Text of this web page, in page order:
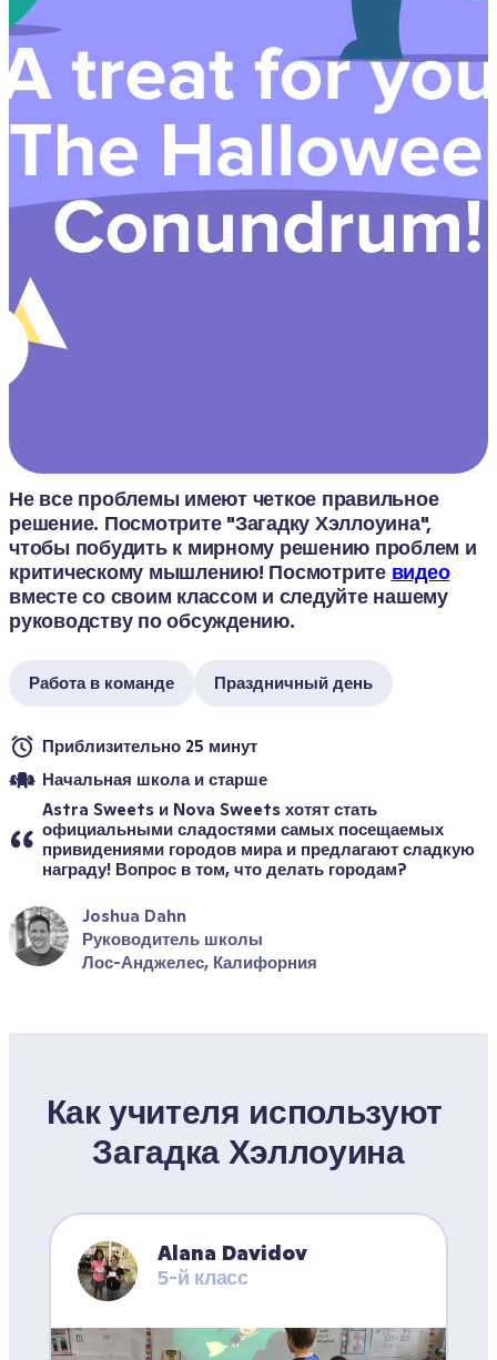
Не все проблемы имеют четкое правильное
решение. Посмотрите "Загадку Хэллоуина",
чтобы побудить к мирному решению проблем и
критическому мышлению! Посмотрите видео
вместе со своим классом и следуйте нашему
руководству по обсуждению.
Работа в команде Праздничный день
Приблизительно 25 минут
Начальная школа и старше
Astra Sweets и Nova Sweets хотят стать
официальными сладостями самых посещаемых
привидениями городов мира и предлагают сладкую
награду! Вопрос в том, что делать городам?
Joshua Dahn
Руководитель школы
Лос-Анджелес, Калифорния
Как учителя используют
Загадка Хэллоуина
Alana Davidov
5-й класс